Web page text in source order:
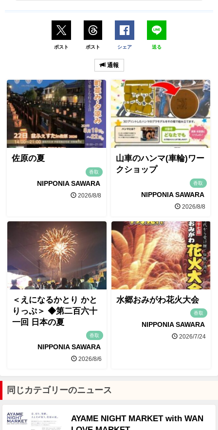
ポスト ポスト シェア 送る
通報
佐原の夏
香取
NIPPONIA SAWARA
2026/8/8
山車のハンマ(車輪)ワー
クショップ
香取
NIPPONIA SAWARA
2026/8/8
＜えになるかとり かと
りっぷ＞ ◆第二百六十
一回 日本の夏
香取
NIPPONIA SAWARA
2026/8/6
水郷おみがわ花火大会
香取
NIPPONIA SAWARA
2026/7/24
同じカテゴリーのニュース
AYAME NIGHT MARKET with WAN